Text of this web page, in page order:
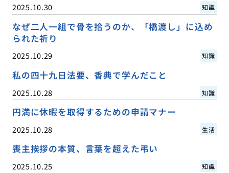
2025.10.30 知識
なぜ二人一組で骨を拾うのか、「橋渡し」に込め
られた祈り
2025.10.29 知識
私の四十九日法要、香典で学んだこと
2025.10.28 知識
円満に休暇を取得するための申請マナー
2025.10.28 生活
喪主挨拶の本質、言葉を超えた弔い
2025.10.25 知識